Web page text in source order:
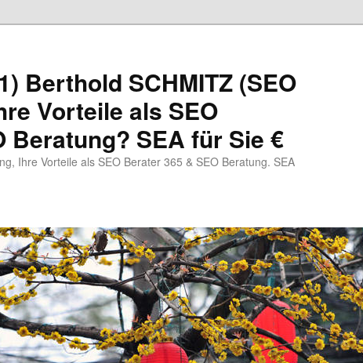
Berthold SCHMITZ (SEO
Vorteile als SEO
Beratung? SEA für Sie €
Ihre Vorteile als SEO Berater 365 & SEO Beratung. SEA